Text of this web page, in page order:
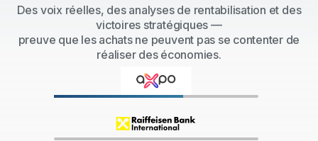
Des voix réelles, des analyses de rentabilisation et des
victoires stratégiques —
preuve que les achats ne peuvent pas se contenter de
réaliser des économies.